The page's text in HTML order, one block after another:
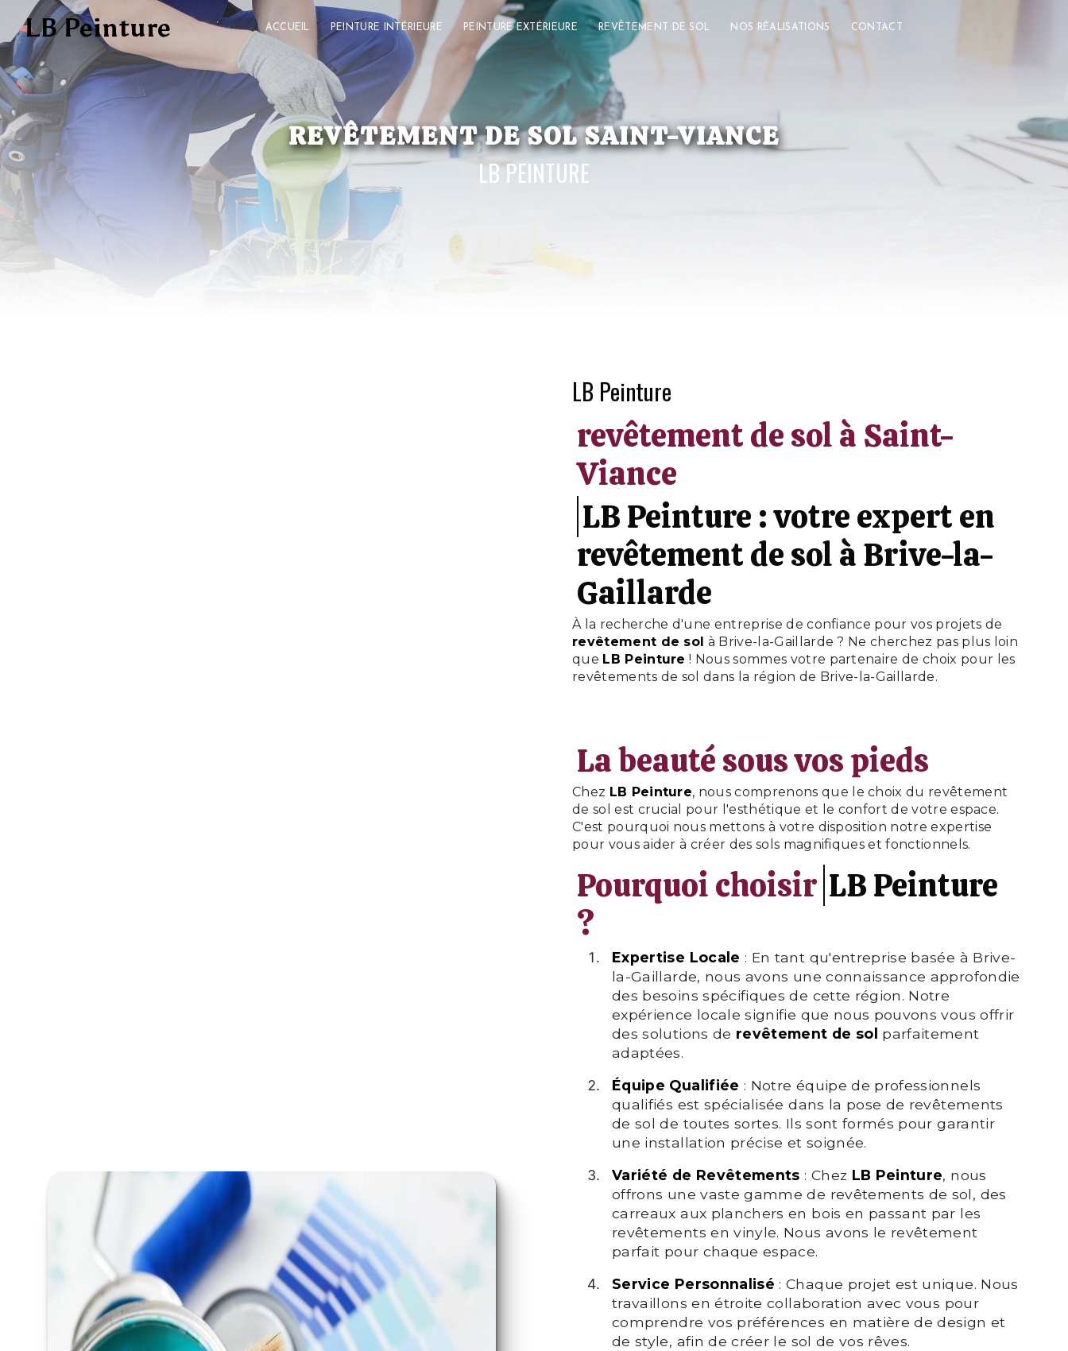
LB Peinture ACCUEIL PEINTURE INTÉRIEURE PEINTURE EXTÉRIEURE REVÊTEMENT DE SOL NOS RÉALISATIONS CONTACT
REVÊTEMENT DE SOL SAINT-VIANCE
LB PEINTURE
LB Peinture
revêtement de sol à Saint-
Viance
LB Peinture : votre expert en
revêtement de sol à Brive-la-
Gaillarde
À la recherche d'une entreprise de confiance pour vos projets de
revêtement de sol à Brive-la-Gaillarde ? Ne cherchez pas plus loin
que LB Peinture ! Nous sommes votre partenaire de choix pour les
revêtements de sol dans la région de Brive-la-Gaillarde.
La beauté sous vos pieds
Chez LB Peinture, nous comprenons que le choix du revêtement
de sol est crucial pour l'esthétique et le confort de votre espace.
C'est pourquoi nous mettons à votre disposition notre expertise
pour vous aider à créer des sols magnifiques et fonctionnels.
Pourquoi choisir LB Peinture
?
Expertise Locale : En tant qu'entreprise basée à Brive-
la-Gaillarde, nous avons une connaissance approfondie
des besoins spécifiques de cette région. Notre
expérience locale signifie que nous pouvons vous offrir
des solutions de revêtement de sol parfaitement
adaptées.
Équipe Qualifiée : Notre équipe de professionnels
qualifiés est spécialisée dans la pose de revêtements
de sol de toutes sortes. Ils sont formés pour garantir
une installation précise et soignée.
Variété de Revêtements : Chez LB Peinture, nous
offrons une vaste gamme de revêtements de sol, des
carreaux aux planchers en bois en passant par les
revêtements en vinyle. Nous avons le revêtement
parfait pour chaque espace.
Service Personnalisé : Chaque projet est unique. Nous
travaillons en étroite collaboration avec vous pour
comprendre vos préférences en matière de design et
de style, afin de créer le sol de vos rêves.
Panneau de gestion des cookies